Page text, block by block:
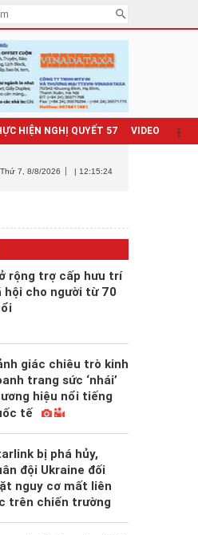
HIỆN NGHỊ QUYẾT 57 VIDEO
Thứ 7 , 8/8/2026 | 12:15:25
rộng trợ cấp hưu trí
hội cho người từ 70
giác chiêu trò kinh
trang sức ‘nhái’
hiệu nổi tiếng
tế
bị phá hủy,
đội Ukraine đối
nguy cơ mất liên
trên chiến trường